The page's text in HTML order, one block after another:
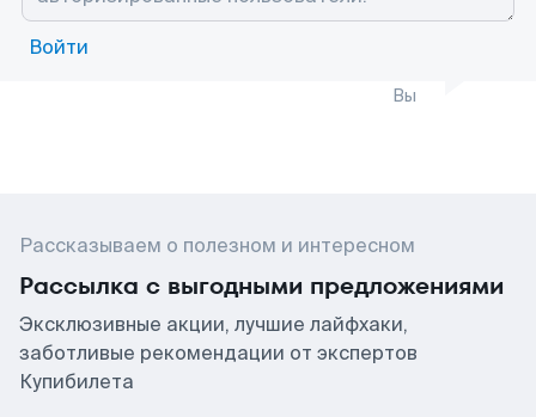
Войти
Вы
Рассказываем о полезном и интересном
Рассылка с выгодными предложениями
Эксклюзивные акции, лучшие лайфхаки,
заботливые рекомендации от экспертов
Купибилета